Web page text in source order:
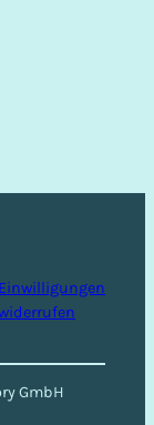
Einwilligungen
GmbH